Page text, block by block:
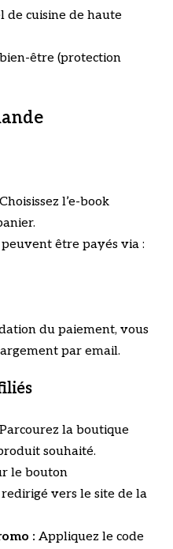
de cuisine de haute
être (protection
Choisissez l’e-book
peuvent être payés via :
du paiement, vous
par email.
Parcourez la boutique
souhaité.
le bouton
vers le site de la
: Appliquez le code